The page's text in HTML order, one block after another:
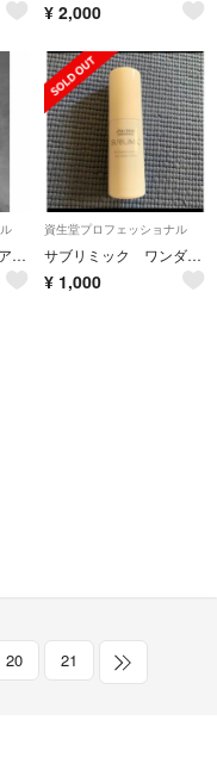
¥ 2,000
サブリミック アクアインテンシブシャンプー&トリートメント 500
資生堂プロフェッショナル
サブリミック ワンダーシールド
¥ 1,000
20 21